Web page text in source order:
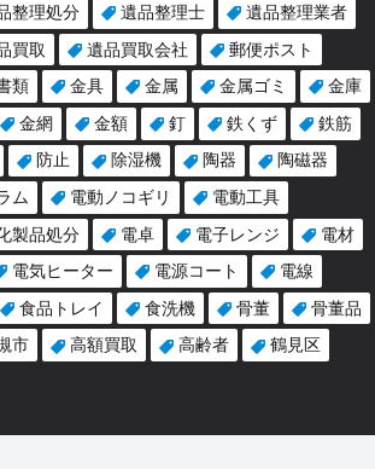
整理処分 遺品整理士
遺品整理業者
買取 遺品買取会社
郵便ポスト
類 金具 金属 金属ゴミ
金庫
金網 金額 釘 鉄くず
鉄筋
防止 除湿機 陶器
陶磁器
ム 電動ノコギリ
電動工具
製品処分 電卓 電子レンジ
電材
電気ヒーター 電源コート
電線
食品トレイ 食洗機 骨董
骨董品
市 高額買取 高齢者 鶴見区